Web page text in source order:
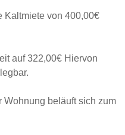
Kaltmiete von 400,00€
auf 322,00€ Hiervon
Wohnung beläuft sich zum